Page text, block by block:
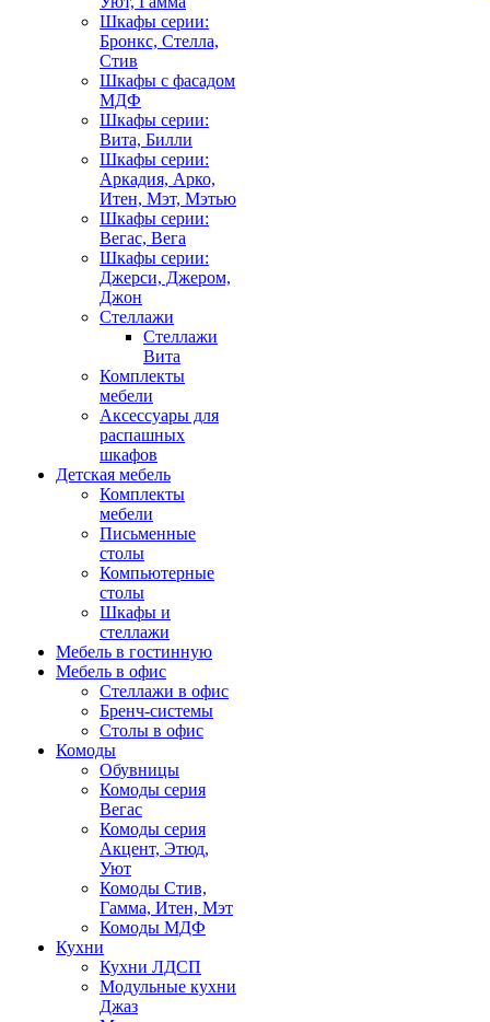
Шкафы серии:
Бронкс, Стелла,
Стив
Шкафы с фасадом
МДФ
Шкафы серии:
Вита, Билли
Шкафы серии:
Аркадия, Арко,
Итен, Мэт, Мэтью
Шкафы серии:
Вегас, Вега
Шкафы серии:
Джерси, Джером,
Джон
Стеллажи
Стеллажи
Вита
Комплекты
мебели
Аксессуары для
распашных
шкафов
Детская мебель
Комплекты
мебели
Письменные
столы
Компьютерные
столы
Шкафы и
стеллажи
Мебель в гостинную
Мебель в офис
Стеллажи в офис
Бренч-системы
Столы в офис
Комоды
Обувницы
Комоды серия
Вегас
Комоды серия
Акцент, Этюд,
Уют
Комоды Стив,
Гамма, Итен, Мэт
Комоды МДФ
Кухни
Кухни ЛДСП
Модульные кухни
Джаз